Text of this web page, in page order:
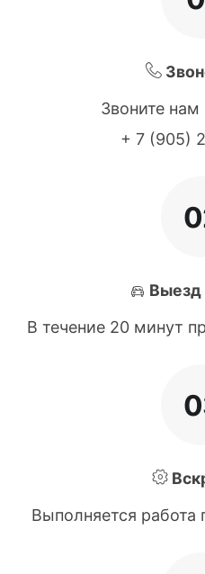
Звоните нам
+ 7 (905)
Выезд
В течение 20 минут
Выполняется